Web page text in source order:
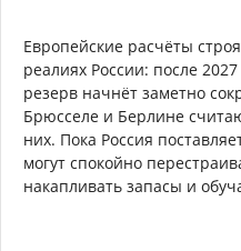
Европейские расчёты
реалиях России: после
резерв начнёт заметно
Брюсселе и Берлине
них. Пока Россия
могут спокойно
накапливать запасы и